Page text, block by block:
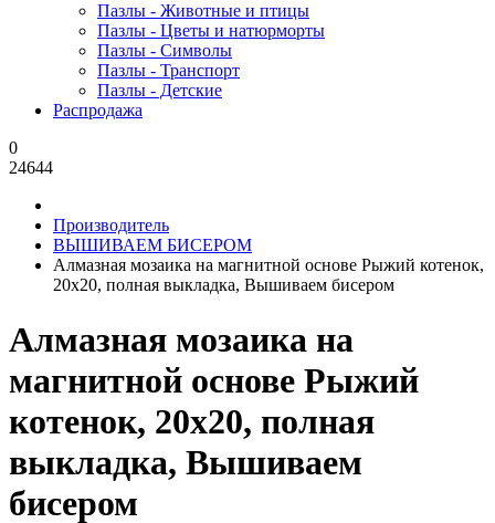
Пазлы - Животные и птицы
Пазлы - Цветы и натюрморты
Пазлы - Символы
Пазлы - Транспорт
Пазлы - Детские
Распродажа
0
24644
Производитель
ВЫШИВАЕМ БИСЕРОМ
Алмазная мозаика на магнитной основе Рыжий котенок,
20x20, полная выкладка, Вышиваем бисером
Алмазная мозаика на
магнитной основе Рыжий
котенок, 20x20, полная
выкладка, Вышиваем
бисером